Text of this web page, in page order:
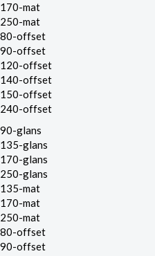
mat
mat
80-offset
90-offset
120-offset
140-offset
150-offset
240-offset
glans
glans
glans
glans
mat
mat
mat
80-offset
90-offset